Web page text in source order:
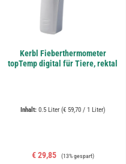
Kerbl Fieberthermometer
topTemp digital für Tiere, rektal
Inhalt: 0.5 Liter (€ 59,70 / 1 Liter)
Verkaufspreis:
€ 29,85 Regulärer Preis:
(13% gespart)